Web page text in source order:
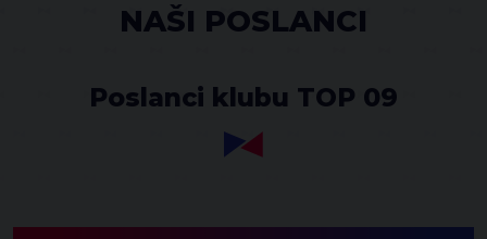
NAŠI POSLANCI
Poslanci klubu TOP 09